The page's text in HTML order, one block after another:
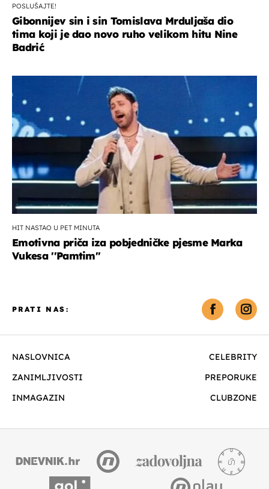
POSLUŠAJTE!
Gibonnijev sin i sin Tomislava Mrduljaša dio
tima koji je dao novo ruho velikom hitu Nine
Badrić
HIT NASTAO U PET MINUTA
Emotivna priča iza pobjedničke pjesme Marka
Vukesa ''Pamtim''
NASLOVNICA
CELEBRITY
ZANIMLJIVOSTI
PREPORUKE
INMAGAZIN
CLUBZONE
PRATI NAS: